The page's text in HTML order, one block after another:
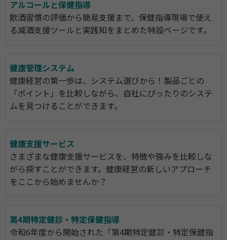
アルコールと保健指導
飲酒習慣の評価から簡易支援まで、保健指導現場で使え
る減酒支援ツールと実践知をまとめた特設ページです。
健康管理システム
健康経営の第一歩は、システム選びから！製品ごとの
「ポイント」を比較しながら、自社にぴったりのシステ
ムを見つけることができます。
健康支援サービス
さまざまな健康支援サービスを、特徴や強みを比較しな
がら探すことができます。健康経営の新しいアプローチ
をここから始めませんか？
第4期特定健診・特定保健指導
令和6年度から開始された「第4期特定健診・特定保健指